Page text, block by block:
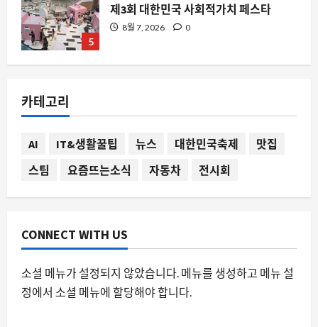
5
스팀
실수로 삭제한 스팀 스크린샷, 복구 가능
한가
3
자동차
페라리 푸로상게의 변신, V12 의 시대가
8월 7, 2026 0
카테고리
AI IT&생활꿀팁 뉴스 대한민국축제
맛집
스팀
요즘뜨는소식 자동차 전시회
CONNECT WITH US
소셜 메뉴가 설정되지 않았습니다. 메뉴를 생성하고 메뉴 설
정에서 소셜 메뉴에 할당해야 합니다.